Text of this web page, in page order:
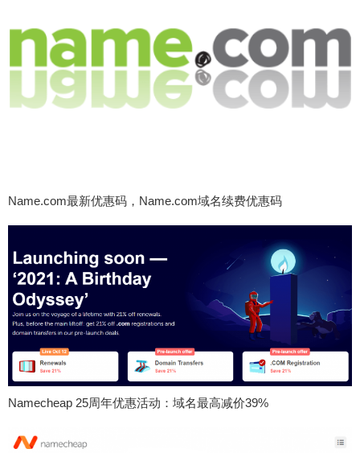
Name.com最新优惠码，Name.com域名续费优惠码
Namecheap 25周年优惠活动：域名最高减价39%